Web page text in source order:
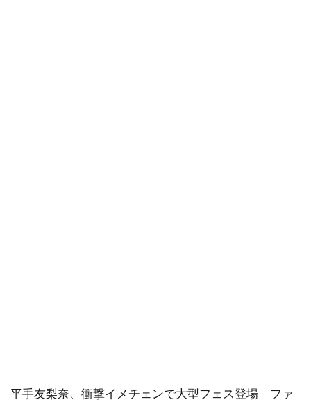
平手友梨奈、衝撃イメチェンで大型フェス登場 ファ